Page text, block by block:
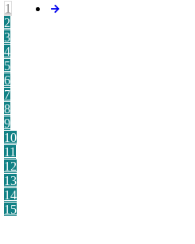
1
2
3
4
5
6
7
8
9
10
11
12
13
14
15